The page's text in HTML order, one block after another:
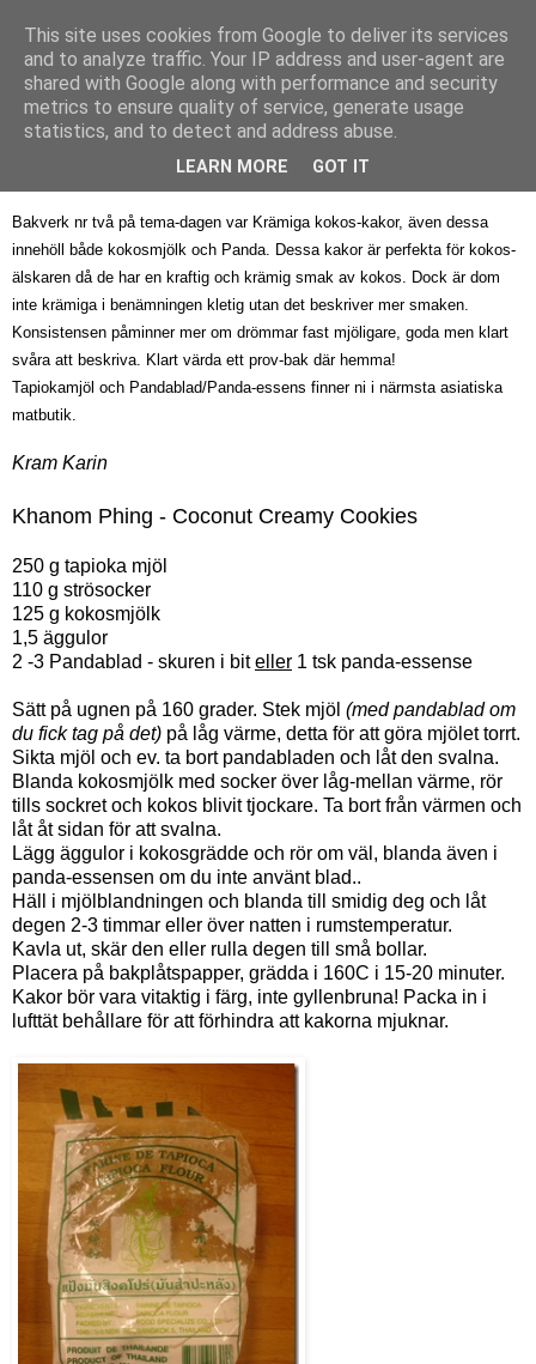
Bagerskan
torsdag 24 februari 2011
Krämiga kokos-kakor
Bakverk nr två på tema-dagen var Krämiga kokos-kakor, även dessa
innehöll både kokosmjölk och Panda. Dessa kakor är perfekta för kokos-
älskaren då de har en kraftig och krämig smak av kokos. Dock är dom
inte krämiga i benämningen kletig utan det beskriver mer smaken.
Konsistensen påminner mer om drömmar fast mjöligare, goda men klart
svåra att beskriva. Klart värda ett prov-bak där hemma!
Tapiokamjöl och Pandablad/Panda-essens finner ni i närmsta asiatiska
matbutik.
Kram Karin
Khanom Phing - Coconut Creamy Cookies
250 g tapioka mjöl
110 g strösocker
125 g kokosmjölk
1,5 äggulor
2 -3 Pandablad - skuren i biteller 1 tsk panda-essense
Sätt på ugnen på 160 grader. Stek mjöl (med pandablad om
du fick tag på det) på låg värme, detta för att göra mjölet torrt.
Sikta mjöl och ev. ta bort pandabladen och låt den svalna.
Blanda kokosmjölk med socker över låg-mellan värme, rör
tills sockret och kokos blivit tjockare. Ta bort från värmen och
låt åt sidan för att svalna.
Lägg äggulor i kokosgrädde och rör om väl, blanda även i
panda-essensen om du inte använt blad..
Häll i mjölblandningen och blanda till smidig deg och låt
degen 2-3 timmar eller över natten i rumstemperatur.
Kavla ut, skär den eller rulla degen till små bollar.
Placera på bakplåtspapper, grädda i 160C i 15-20 minuter.
Kakor bör vara vitaktig i färg, inte gyllenbruna! Packa in i
lufttät behållare för att förhindra att kakorna mjuknar.
This site uses cookies from Google to deliver its services
and to analyze traffic. Your IP address and user-agent are
shared with Google along with performance and security
metrics to ensure quality of service, generate usage
statistics, and to detect and address abuse.
LEARN MORE GOT IT